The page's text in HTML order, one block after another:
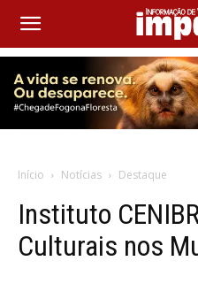
Início Notícias Destaque
Instituto
Culturais nos